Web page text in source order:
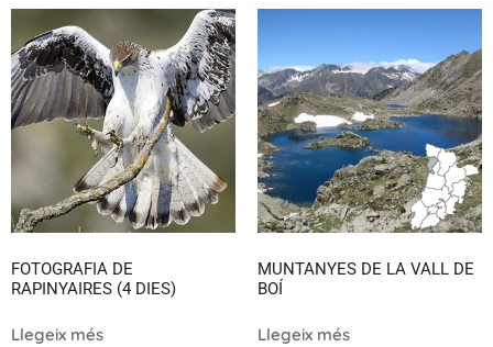
FOTOGRAFIA DE
RAPINYAIRES (4 DIES)
Llegeix més
MUNTANYES DE LA VALL DE
BOÍ
Llegeix més